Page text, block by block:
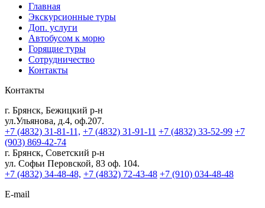
Главная
Экскурсионные туры
Доп. услуги
Автобусом к морю
Горящие туры
Сотрудничество
Контакты
Контакты
г. Брянск, Бежицкий р-н
ул.Ульянова, д.4, оф.207.
+7 (4832) 31-81-11, +7 (4832) 31-91-11 +7 (4832) 33-52-99 +7
(903) 869-42-74
г. Брянск, Советский р-н
ул. Софьи Перовской, 83 оф. 104.
+7 (4832) 34-48-48, +7 (4832) 72-43-48 +7 (910) 034-48-48
E-mail